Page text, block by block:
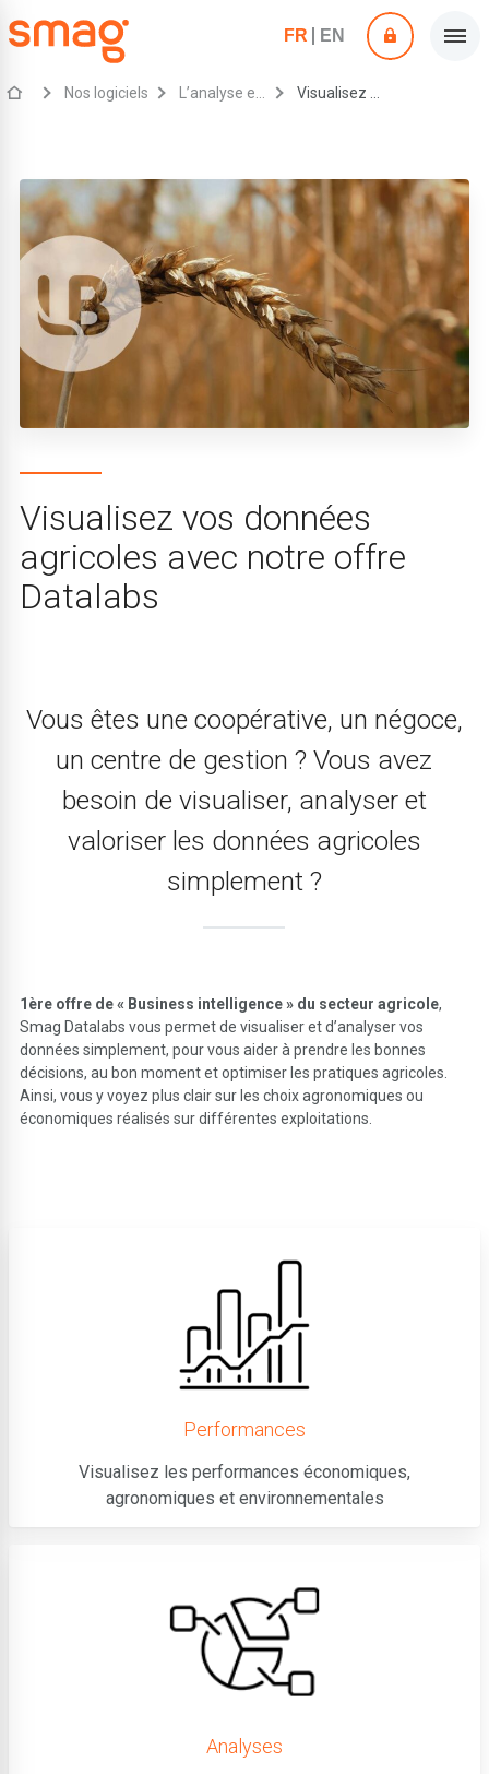
FR EN
Nos logiciels
Visualisez vos données
agricoles avec notre offre
Datalabs
Vous êtes une coopérative, un négoce,
un centre de gestion ? Vous avez
besoin de visualiser, analyser et
valoriser les données agricoles
simplement ?
1ère offre de « Business intelligence » du secteur agricole,
Smag Datalabs vous permet de visualiser et d’analyser vos
données simplement, pour vous aider à prendre les bonnes
décisions, au bon moment et optimiser les pratiques agricoles.
Ainsi, vous y voyez plus clair sur les choix agronomiques ou
économiques réalisés sur différentes exploitations.
Performances
Visualisez les performances économiques,
agronomiques et environnementales
Analyses